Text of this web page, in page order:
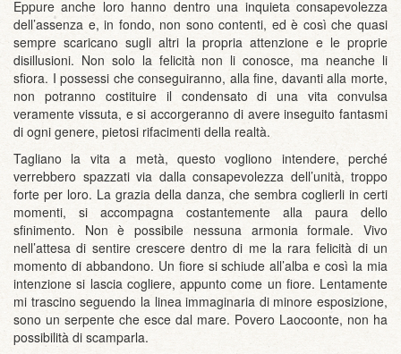
Eppure anche loro hanno dentro una inquieta consapevolezza
dell’assenza e, in fondo, non sono contenti, ed è così che quasi
sempre scaricano sugli altri la propria attenzione e le proprie
disillusioni. Non solo la felicità non li conosce, ma neanche li
sfiora. I possessi che conseguiranno, alla fine, davanti alla morte,
non potranno costituire il condensato di una vita convulsa
veramente vissuta, e si accorgeranno di avere inseguito fantasmi
di ogni genere, pietosi rifacimenti della realtà.
Tagliano la vita a metà, questo vogliono intendere, perché
verrebbero spazzati via dalla consapevolezza dell’unità, troppo
forte per loro. La grazia della danza, che sembra coglierli in certi
momenti, si accompagna costantemente alla paura dello
sfinimento. Non è possibile nessuna armonia formale. Vivo
nell’attesa di sentire crescere dentro di me la rara felicità di un
momento di abbandono. Un fiore si schiude all’alba e così la mia
intenzione si lascia cogliere, appunto come un fiore. Lentamente
mi trascino seguendo la linea immaginaria di minore esposizione,
sono un serpente che esce dal mare. Povero Laocoonte, non ha
possibilità di scamparla.